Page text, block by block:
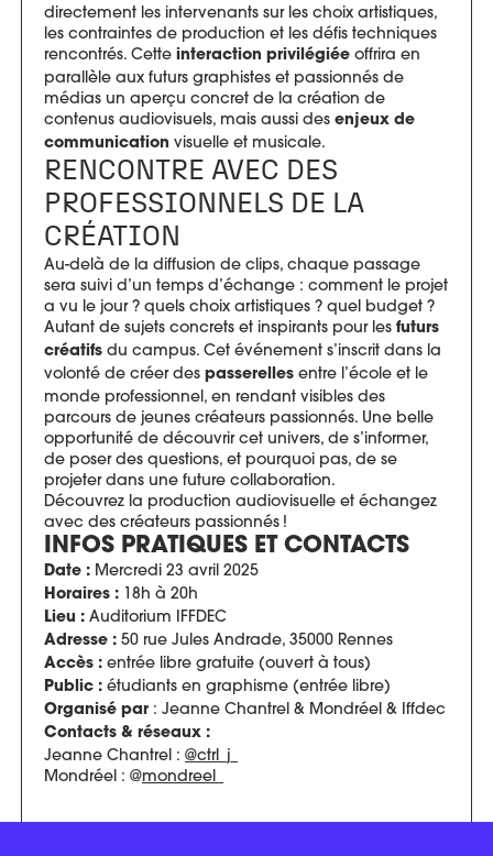
directement les intervenants sur les choix artistiques,
les contraintes de production et les défis techniques
rencontrés. Cette interaction privilégiée offrira en
parallèle aux futurs graphistes et passionnés de
médias un aperçu concret de la création de
contenus audiovisuels, mais aussi des enjeux de
communication visuelle et musicale.
RENCONTRE AVEC DES
PROFESSIONNELS DE LA
CRÉATION
Au-delà de la diffusion de clips, chaque passage
sera suivi d’un temps d’échange : comment le projet
a vu le jour ? quels choix artistiques ? quel budget ?
Autant de sujets concrets et inspirants pour les futurs
créatifs du campus. Cet événement s’inscrit dans la
volonté de créer des passerelles entre l’école et le
monde professionnel, en rendant visibles des
parcours de jeunes créateurs passionnés. Une belle
opportunité de découvrir cet univers, de s’informer,
de poser des questions, et pourquoi pas, de se
projeter dans une future collaboration.
Découvrez la production audiovisuelle et échangez
avec des créateurs passionnés !
INFOS PRATIQUES ET CONTACTS
Date : Mercredi 23 avril 2025
Horaires : 18h à 20h
Lieu : Auditorium IFFDEC
Adresse : 50 rue Jules Andrade, 35000 Rennes
Accès : entrée libre gratuite (ouvert à tous)
Public : étudiants en graphisme (entrée libre)
Organisé par : Jeanne Chantrel & Mondréel & Iffdec
Contacts & réseaux :
Jeanne Chantrel : @ctrl_j_
Mondréel : @mondreel_